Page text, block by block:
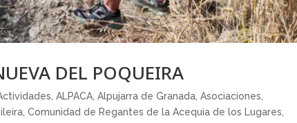
DEL POQUEIRA
,ALPACA ,Alpujarra de Granada ,Asociaciones
,Comunidad de Regantes de la Acequia de los Lugares